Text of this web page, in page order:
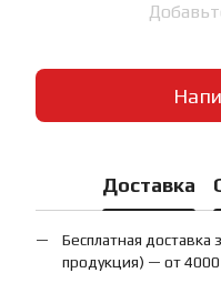
Доставка
Бесплатная доставка
продукция) — от 4000